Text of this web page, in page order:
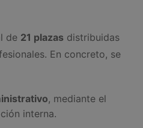
de 21 plazasdistribuidas
En concreto, se
, mediante el
interna.